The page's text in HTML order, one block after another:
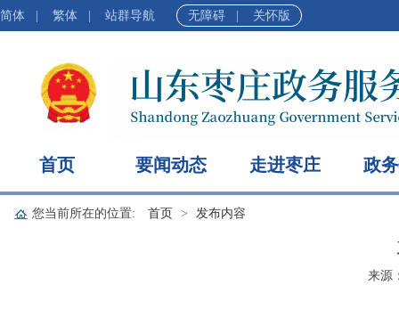
简体 繁体 站群导航 无障碍 关怀版
首页 要闻动态 走进枣庄 政
您当前所在的位置: 首页 发布内容
来源